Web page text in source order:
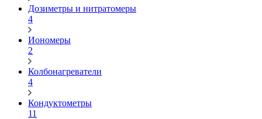
Дозиметры и нитратомеры
4
Иономеры
2
Колбонагреватели
4
Кондуктометры
11